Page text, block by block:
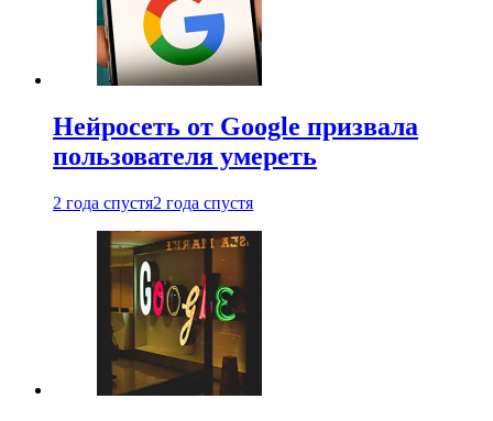
Нейросеть от Google призвала
пользователя умереть
2 года спустя2 года спустя